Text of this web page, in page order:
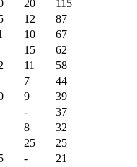
20
115
12
87
10
67
15
62
11
58
7
44
9
39
-
37
8
32
25
25
-
21